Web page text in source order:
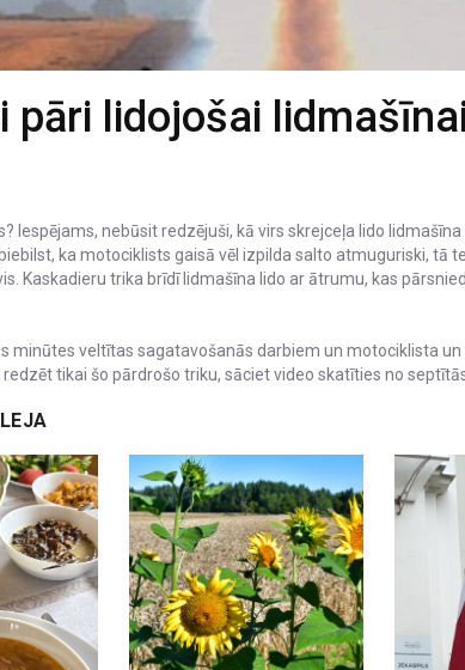
pāri lidojošai
Iespējams, nebūsit redzējuši, kā virs skrejceļa lido
ka motociklists gaisā vēl izpilda salto atmuguriski, tā
Kaskadieru trika brīdī lidmašīna lido ar ātrumu, kas
minūtes veltītas sagatavošanās darbiem un motociklista
tikai šo pārdrošo triku, sāciet video skatīties no